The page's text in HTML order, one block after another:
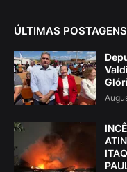
ÚLTIMAS POSTAGENS